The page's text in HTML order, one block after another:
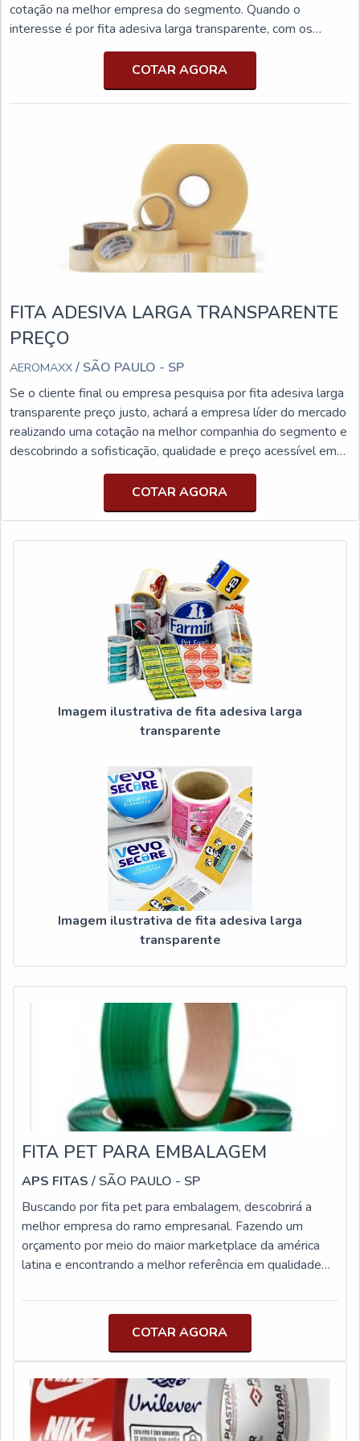
cotação na melhor empresa do segmento. Quando o
interesse é por fita adesiva larga transparente, com os
melhores profissionais da Aeromaxx o cliente obterá o
melhor em suprimentos industriais e excelente custo-
benefício.MAIS INFORMAÇÕES SOBRE A FITA ADESIVA
LARGA TRANSPARENTEA Aeromaxx canaliza seus
COTAR AGORA
FITA ADESIVA LARGA TRANSPARENTE
PREÇO
AEROMAXX / SÃO PAULO - SP
Se o cliente final ou empresa pesquisa por fita adesiva larga
transparente preço justo, achará a empresa líder do mercado
realizando uma cotação na melhor companhia do segmento e
descobrindo a sofisticação, qualidade e preço acessível em
um só lugar.MAIS SOBRE A FITA ADESIVA LARGA
TRANSPARENTE PREÇO ACESSÍVELSe alguém quer
achar fita adesiva larga transparente preço justo em uma
trabalh...
COTAR AGORA
Imagem ilustrativa de fita adesiva larga
transparente
Imagem ilustrativa de fita adesiva larga
transparente
FITA PET PARA EMBALAGEM
APS FITAS / SÃO PAULO - SP
Buscando por fita pet para embalagem, descobrirá a
melhor empresa do ramo empresarial. Fazendo um
orçamento por meio do maior marketplace da américa
latina e encontrando a melhor referência em qualidade
Fitas alcançará excelente custo-benefício com soluções
paletes e segurança.UM POUCO MAIS SOBRE FITA
PET PARA EMBALAGEMHá muitas maneiras eficientes
de demonstrar competência e excelência em sua área de
atuação. A APS Fitas foca sua energia em produzir um
estrutura para os parceiros com: Escritório de alta
COTAR AGORA